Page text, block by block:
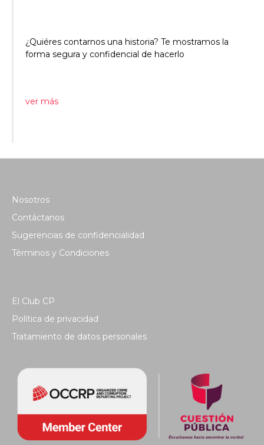
¿Quiéres contarnos una historia? Te mostramos la
forma segura y confidencial de hacerlo
ver más
Nosotros
Contáctanos
Sugerencias de confidencialidad
Términos y Condiciones
El Club CP
Política de privacidad
Tratamiento de datos personales